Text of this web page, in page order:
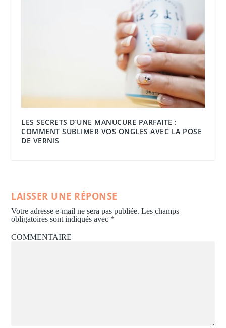
LES SECRETS D’UNE MANUCURE PARFAITE :
COMMENT SUBLIMER VOS ONGLES AVEC LA POSE
DE VERNIS
LAISSER UNE RÉPONSE
Votre adresse e-mail ne sera pas publiée. Les champs
obligatoires sont indiqués avec *
COMMENTAIRE